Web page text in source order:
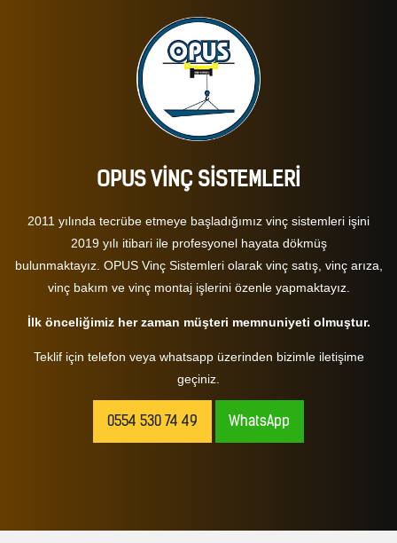
OPUS VİNÇ SİSTEMLERİ
2011 yılında tecrübe etmeye başladığımız vinç sistemleri işini
2019 yılı itibari ile profesyonel hayata dökmüş
bulunmaktayız. OPUS Vinç Sistemleri olarak vinç satış, vinç arıza,
vinç bakım ve vinç montajişlerini özenle yapmaktayız.
İlk önceliğimiz her zaman müşteri memnuniyeti olmuştur.
Teklif için telefon veya whatsapp üzerinden bizimle iletişime
geçiniz.
0554 530 74 49 WhatsApp